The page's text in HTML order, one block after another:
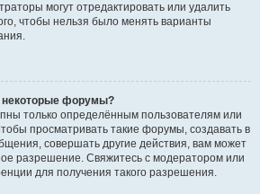
могут отредактировать или удалить
чтобы нельзя было менять варианты
форумы?
только определённым пользователям или
просматривать такие форумы, создавать в
совершать другие действия, вам может
разрешение. Свяжитесь с модератором или
для получения такого разрешения.